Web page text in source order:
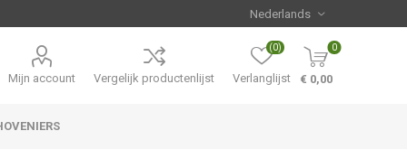
Mijn account Vergelijk productenlijst Verlanglijst
(0) 0
€ 0,00